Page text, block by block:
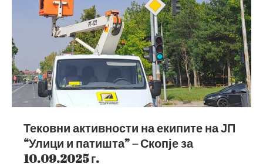
Тековни активности на екипите на ЈП
“Улици и патишта” – Скопје за
10.09.2025 г.